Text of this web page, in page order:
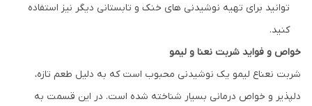
توانید برای تهیه نوشیدنی های خنک و تابستانی دیگر نیز استفاده
کنید.
خواص و فواید شربت نعنا و لیمو
شربت نعناع لیمو یک نوشیدنی محبوب است که به دلیل طعم تازه،
دلپذیر و خواص درمانی بسیار شناخته شده است. در این قسمت به